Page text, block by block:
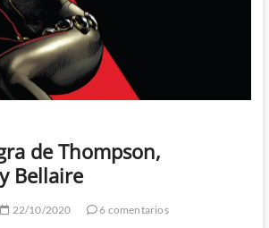
de Thompson,
Bellaire
22/10/2020
6 comentarios